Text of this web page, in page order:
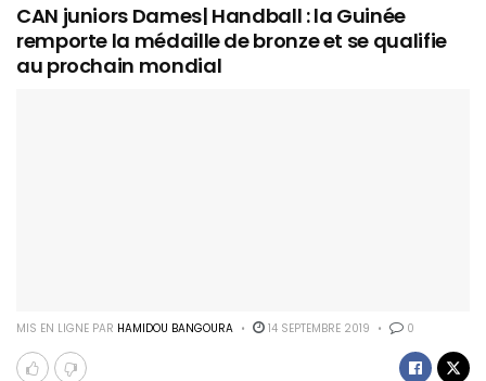
CAN juniors Dames| Handball : la Guinée
remporte la médaille de bronze et se qualifie
au prochain mondial
MIS EN LIGNE PAR HAMIDOU BANGOURA 14 SEPTEMBRE 2019 0